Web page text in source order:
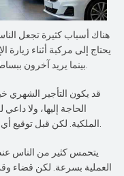
هناك أسباب كثيرة تجعل
يحتاج إلى مركبة أثناء
بينما يريد آخرون ببساطة طريقة سهلة للتنقل يوميًا دون شراء سيارة.
قد يكون التأجير الشهري
الحاجة إليها، ولا
الملكية. لكن قبل توقيع أي اتفاقية، من الجيد التمهل وطرح بعض الأسئلة.
يتحمس كثير من الناس
العملية بسرعة. لكن قضاء